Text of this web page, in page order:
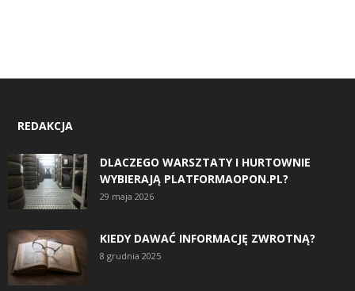
REDAKCJA
DLACZEGO WARSZTATY I HURTOWNIE
WYBIERAJĄ PLATFORMAOPON.PL?
29 maja 2026
KIEDY DAWAĆ INFORMACJĘ ZWROTNĄ?
8 grudnia 2025